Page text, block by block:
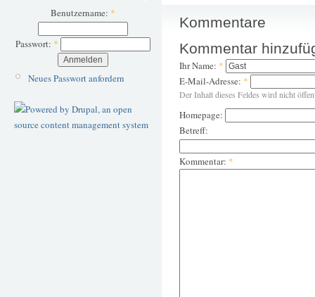
Benutzername: *
Passwort: *
Neues Passwort anfordern
Kommentare
Kommentar
Ihr Name: *
E-Mail-Adresse: *
Der Inhalt dieses Feldes wird nicht
Homepage:
Betreff:
Kommentar: *